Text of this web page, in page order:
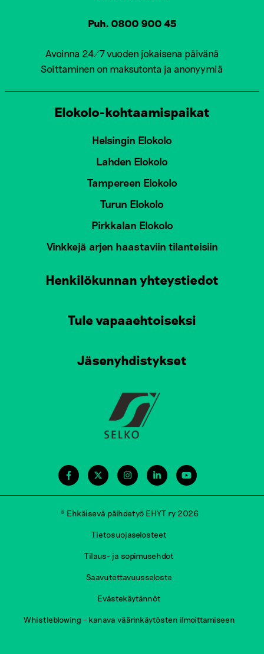
Puh. 0800 900 45
Avoinna 24/7 vuoden jokaisena päivänä
Soittaminen on maksutonta ja anonyymiä
Elokolo-kohtaamispaikat
Helsingin Elokolo
Lahden Elokolo
Tampereen Elokolo
Turun Elokolo
Pirkkalan Elokolo
Vinkkejä arjen haastaviin tilanteisiin
Henkilökunnan yhteystiedot
Tule vapaaehtoiseksi
Jäsenyhdistykset
© Ehkäisevä päihdetyö EHYT ry 2026
Tietosuojaselosteet
Tilaus- ja sopimusehdot
Saavutettavuusseloste
Evästekäytännöt
Whistleblowing – kanava väärinkäytösten ilmoittamiseen